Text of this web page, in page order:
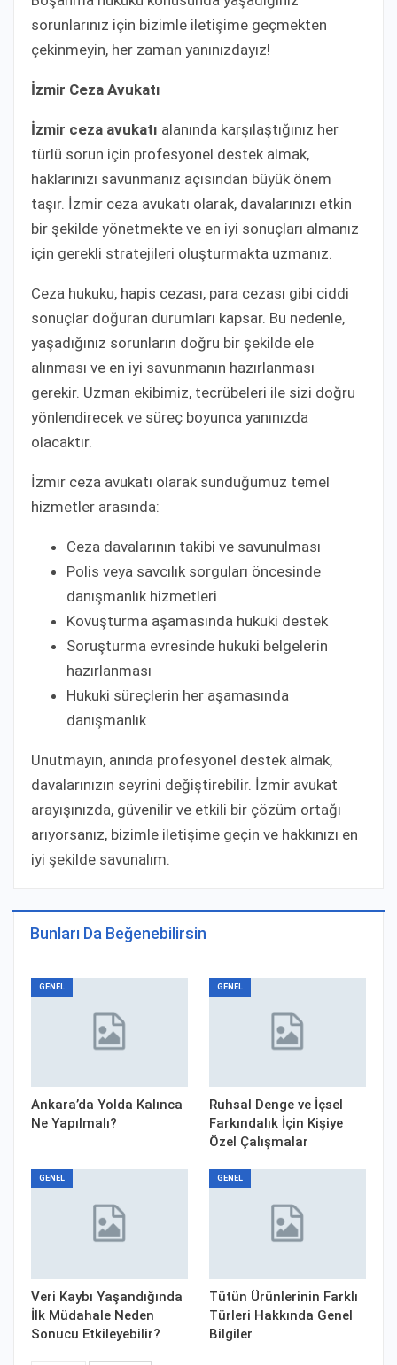
sorunlarınız için bizimle iletişime geçmekten
çekinmeyin, her zaman yanınızdayız!
İzmir Ceza Avukatı
İzmir ceza avukatı alanında karşılaştığınız her
türlü sorun için profesyonel destek almak,
haklarınızı savunmanız açısından büyük önem
taşır. İzmir ceza avukatı olarak, davalarınızı etkin
bir şekilde yönetmekte ve en iyi sonuçları almanız
için gerekli stratejileri oluşturmakta uzmanız.
Ceza hukuku, hapis cezası, para cezası gibi ciddi
sonuçlar doğuran durumları kapsar. Bu nedenle,
yaşadığınız sorunların doğru bir şekilde ele
alınması ve en iyi savunmanın hazırlanması
gerekir. Uzman ekibimiz, tecrübeleri ile sizi doğru
yönlendirecek ve süreç boyunca yanınızda
olacaktır.
İzmir ceza avukatı olarak sunduğumuz temel
hizmetler arasında:
Ceza davalarının takibi ve savunulması
Polis veya savcılık sorguları öncesinde
danışmanlık hizmetleri
Kovuşturma aşamasında hukuki destek
Soruşturma evresinde hukuki belgelerin
hazırlanması
Hukuki süreçlerin her aşamasında
danışmanlık
Unutmayın, anında profesyonel destek almak,
davalarınızın seyrini değiştirebilir. İzmir avukat
arayışınızda, güvenilir ve etkili bir çözüm ortağı
arıyorsanız, bizimle iletişime geçin ve hakkınızı en
iyi şekilde savunalım.
Bunları Da Beğenebilirsin
GENEL
Ankara’da Yolda Kalınca
Ne Yapılmalı?
GENEL
Ruhsal Denge ve İçsel
Farkındalık İçin Kişiye
Özel Çalışmalar
GENEL
Veri Kaybı Yaşandığında
İlk Müdahale Neden
Sonucu Etkileyebilir?
GENEL
Tütün Ürünlerinin Farklı
Türleri Hakkında Genel
Bilgiler